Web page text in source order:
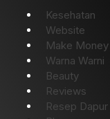
Kesehatan
Website
Make Money
Warna Warni
Beauty
Reviews
Resep Dapur